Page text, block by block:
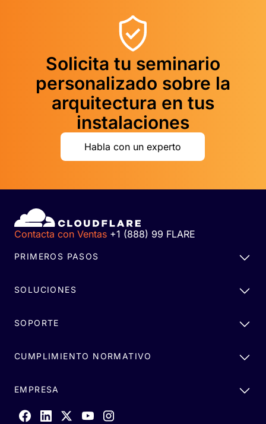
Solicita tu seminario
personalizado sobre la
arquitectura en tus
instalaciones
Habla con un experto
Contacta con Ventas +1 (888) 99 FLARE
PRIMEROS PASOS
SOLUCIONES
SOPORTE
CUMPLIMIENTO NORMATIVO
EMPRESA